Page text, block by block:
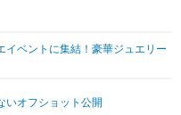
スポーツ
ショッピング
ベントに集結！豪華ジュエリー
いオフショット公開